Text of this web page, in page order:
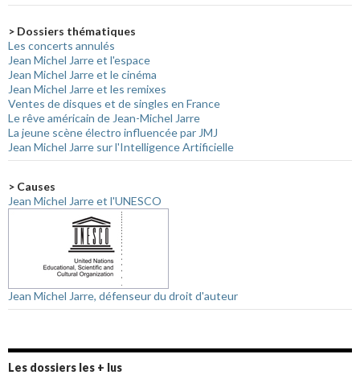
> Dossiers thématiques
Les concerts annulés
Jean Michel Jarre et l'espace
Jean Michel Jarre et le cinéma
Jean Michel Jarre et les remixes
Ventes de disques et de singles en France
Le rêve américain de Jean-Michel Jarre
La jeune scène électro influencée par JMJ
Jean Michel Jarre sur l'Intelligence Artificielle
> Causes
Jean Michel Jarre et l'UNESCO
Jean Michel Jarre, défenseur du droit d'auteur
Les dossiers les + lus